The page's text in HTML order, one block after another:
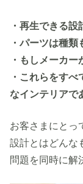
・再生できる設
・パーツは種類
・もしメーカー
・これらをす
なインテリアで
お客さまにとっ
設計とはどんな
問題を同時に解